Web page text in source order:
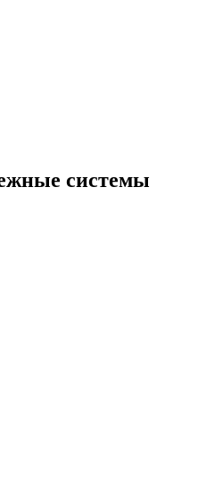
системы